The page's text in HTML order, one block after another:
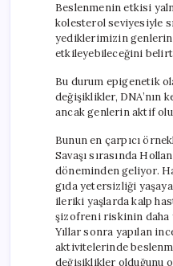
Beslenmenin etkisi
kolesterol seviyesiyle
yediklerimizin
etkileyebileceğini
Bu durum epigenetik
değişiklikler, DNA’nın
ancak genlerin aktif
Bunun en çarpıcı
Savaşı sırasında
döneminden geliyor.
gıda yetersizliği
ileriki yaşlarda kalp
şizofreni riskinin daha
Yıllar sonra yapılan
aktivitelerinde
değişiklikler olduğunu